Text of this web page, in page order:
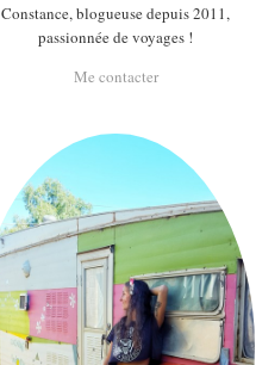
Constance, blogueuse depuis 2011,
passionnée de voyages !
Me contacter